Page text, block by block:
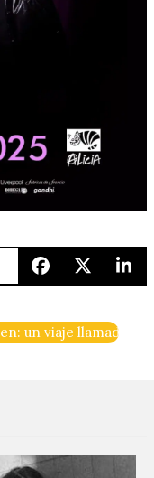
una sesión de cycling
un viaje llamado